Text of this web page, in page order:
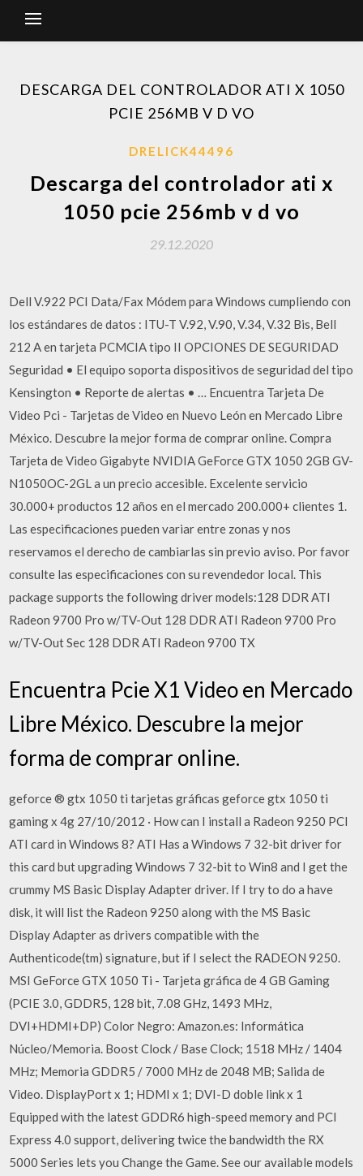
DESCARGA DEL CONTROLADOR ATI X 1050
PCIE 256MB V D VO
DRELICK44496
Descarga del controlador ati x
1050 pcie 256mb v d vo
29.12.2020
Dell V.922 PCI Data/Fax Módem para Windows cumpliendo con
los estándares de datos : ITU-T V.92, V.90, V.34, V.32 Bis, Bell
212 A en tarjeta PCMCIA tipo II OPCIONES DE SEGURIDAD
Seguridad • El equipo soporta dispositivos de seguridad del tipo
Kensington • Reporte de alertas • … Encuentra Tarjeta De
Video Pci - Tarjetas de Video en Nuevo León en Mercado Libre
México. Descubre la mejor forma de comprar online. Compra
Tarjeta de Video Gigabyte NVIDIA GeForce GTX 1050 2GB GV-
N1050OC-2GL a un precio accesible. Excelente servicio
30.000+ productos 12 años en el mercado 200.000+ clientes 1.
Las especificaciones pueden variar entre zonas y nos
reservamos el derecho de cambiarlas sin previo aviso. Por favor
consulte las especificaciones con su revendedor local. This
package supports the following driver models:128 DDR ATI
Radeon 9700 Pro w/TV-Out 128 DDR ATI Radeon 9700 Pro
w/TV-Out Sec 128 DDR ATI Radeon 9700 TX
Encuentra Pcie X1 Video en Mercado
Libre México. Descubre la mejor
forma de comprar online.
geforce ® gtx 1050 ti tarjetas gráficas geforce gtx 1050 ti
gaming x 4g 27/10/2012 · How can I install a Radeon 9250 PCI
ATI card in Windows 8? ATI Has a Windows 7 32-bit driver for
this card but upgrading Windows 7 32-bit to Win8 and I get the
crummy MS Basic Display Adapter driver. If I try to do a have
disk, it will list the Radeon 9250 along with the MS Basic
Display Adapter as drivers compatible with the
Authenticode(tm) signature, but if I select the RADEON 9250.
MSI GeForce GTX 1050 Ti - Tarjeta gráfica de 4 GB Gaming
(PCIE 3.0, GDDR5, 128 bit, 7.08 GHz, 1493 MHz,
DVI+HDMI+DP) Color Negro: Amazon.es: Informática
Núcleo/Memoria. Boost Clock / Base Clock; 1518 MHz / 1404
MHz; Memoria GDDR5 / 7000 MHz de 2048 MB; Salida de
Video. DisplayPort x 1; HDMI x 1; DVI-D doble link x 1
Equipped with the latest GDDR6 high-speed memory and PCI
Express 4.0 support, delivering twice the bandwidth the RX
5000 Series lets you Change the Game. See our available models